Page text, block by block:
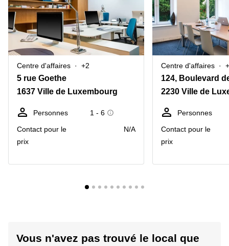
Centre d'affaires +2
5 rue Goethe
1637 Ville de Luxembourg
Personnes
1 - 6
Contact pour le
prix
N/A
Centre d'affaires
124, Boulevard
2230 Ville de
Personnes
Contact pour le
prix
Vous n'avez pas trouvé le local que